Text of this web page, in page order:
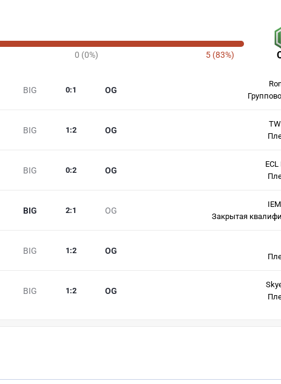
0 (0%) 5 (83%)
BIG OG
0:1
BIG OG
1 :2
BIG OG
0:2
ECL
BIG OG
2:1
Закрытая
BIG OG
1 :2
BIG OG
1 :2